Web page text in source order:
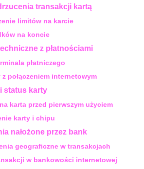
transakcji kartą
limitów na karcie
na koncie
z płatnościami
płatniczego
z połączeniem internetowym
status karty
karta przed pierwszym użyciem
karty i chipu
nałożone przez bank
geograficzne w transakcjach
w bankowości internetowej